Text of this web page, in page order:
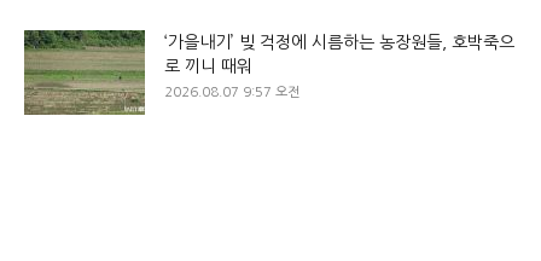
‘가을내기’ 빚 걱정에 시름하는 농장원들, 호박죽으
로 끼니 때워
2026.08.07 9:57 오전